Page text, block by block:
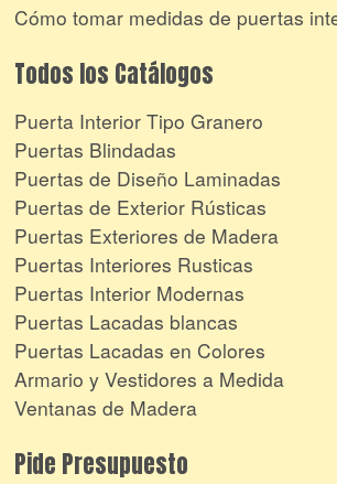
Cómo tomar medidas de puertas
Todos los Catálogos
Puerta Interior Tipo Granero
Puertas Blindadas
Puertas de Diseño Laminadas
Puertas de Exterior Rústicas
Puertas Exteriores de Madera
Puertas Interiores Rusticas
Puertas Interior Modernas
Puertas Lacadas blancas
Puertas Lacadas en Colores
Armario y Vestidores a Medida
Ventanas de Madera
Pide Presupuesto